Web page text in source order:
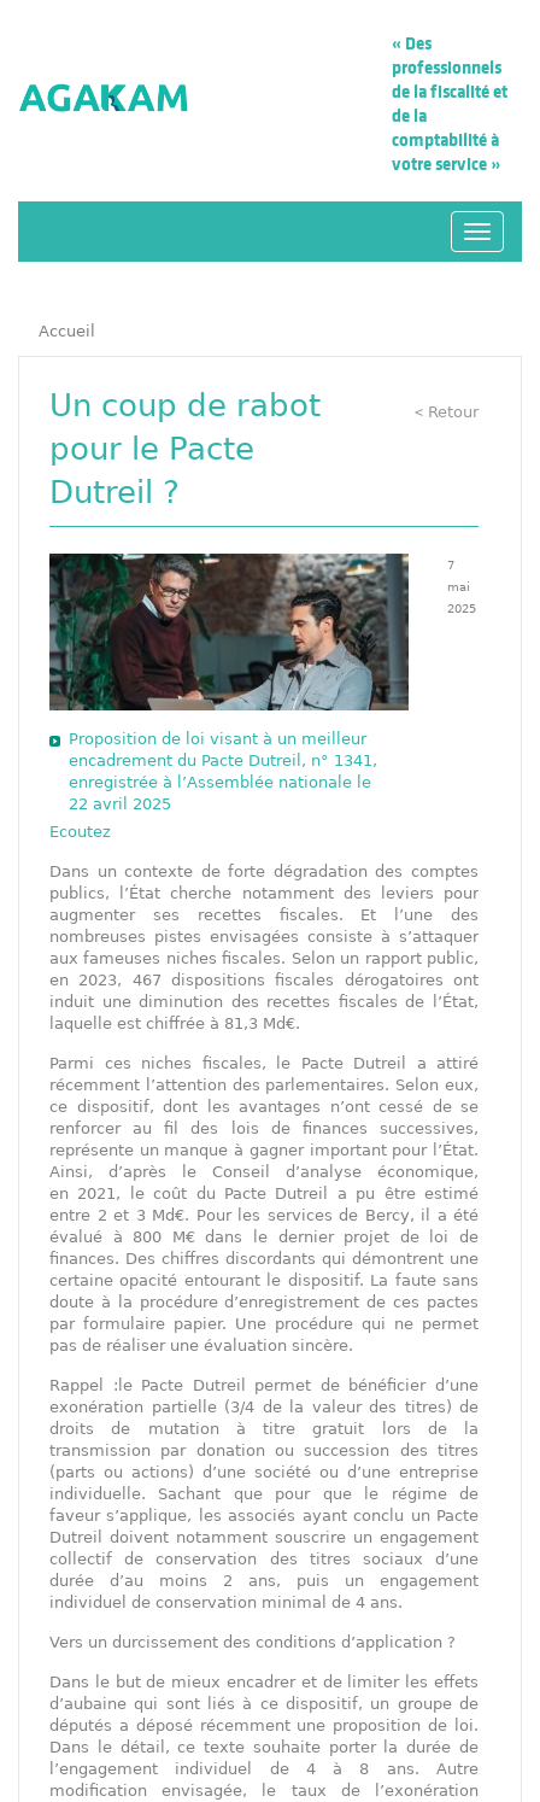
« Des
professionnels
de la fiscalitéet
de la
comptabilité à
votre service »
Accueil
< Retour
Un coup de rabot
pour le Pacte
Dutreil ?
Proposition de loi visant à un meilleur
encadrement du Pacte Dutreil, n° 1341,
enregistrée à l’Assemblée nationale le
22 avril 2025
Ecoutez
7
mai
2025
Dans un contexte de forte dégradation des comptes
publics, l’État cherche notamment des leviers pour
augmenter ses recettes fiscales. Et l’une des
nombreuses pistes envisagées consiste à s’attaquer
aux fameuses niches fiscales. Selon un rapport public,
en 2023, 467 dispositions fiscales dérogatoires ont
induit une diminution des recettes fiscales de l’État,
laquelle est chiffrée à 81,3 Md€.
Parmi ces niches fiscales, le Pacte Dutreil a attiré
récemment l’attention des parlementaires. Selon eux,
ce dispositif, dont les avantages n’ont cessé de se
renforcer au fil des lois de finances successives,
représente un manque à gagner important pour l’État.
Ainsi, d’après le Conseil d’analyse économique,
en 2021, le coût du Pacte Dutreil a pu être estimé
entre 2 et 3 Md€. Pour les services de Bercy, il a été
évalué à 800 M€ dans le dernier projet de loi de
finances. Des chiffres discordants qui démontrent une
certaine opacité entourant le dispositif. La faute sans
doute à la procédure d’enregistrement de ces pactes
par formulaire papier. Une procédure qui ne permet
pas de réaliser une évaluation sincère.
Rappel :le Pacte Dutreil permet de bénéficier d’une
exonération partielle (3/4 de la valeur des titres) de
droits de mutation à titre gratuit lors de la
transmission par donation ou succession des titres
(parts ou actions) d’une société ou d’une entreprise
individuelle. Sachant que pour que le régime de
faveur s’applique, les associés ayant conclu un Pacte
Dutreil doivent notamment souscrire un engagement
collectif de conservation des titres sociaux d’une
durée d’au moins 2 ans, puis un engagement
individuel de conservation minimal de 4 ans.
Vers un durcissement des conditions d’application ?
Dans le but de mieux encadrer et de limiter les effets
d’aubaine qui sont liés à ce dispositif, un groupe de
députés a déposé récemment une proposition de loi.
Dans le détail, ce texte souhaite porter la durée de
l’engagement individuel de 4 à 8 ans. Autre
modification envisagée, le taux de l’exonération